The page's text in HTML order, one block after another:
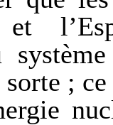
sorte ;